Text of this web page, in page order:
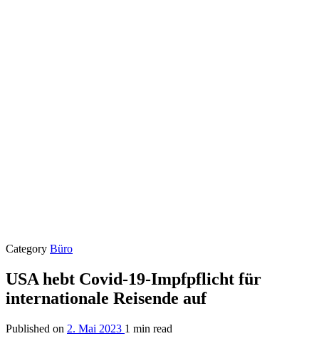
Category Büro
USA hebt Covid-19-Impfpflicht für
internationale Reisende auf
Published on 2. Mai 2023 1 min read